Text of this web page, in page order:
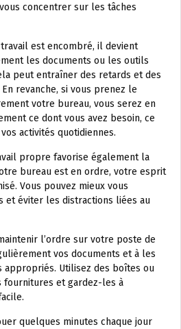
concentrer sur les tâches
est encombré, il devient
les documents ou les outils
peut entraîner des retards et des
revanche, si vous prenez le
votre bureau, vous serez en
ce dont vous avez besoin, ce
activités quotidiennes.
propre favorise également la
bureau est en ordre, votre esprit
Vous pouvez mieux vous
et éviter les distractions liées au
l’ordre sur votre poste de
vos documents et à les
appropriés. Utilisez des boîtes ou
fournitures et gardez-les à
quelques minutes chaque jour